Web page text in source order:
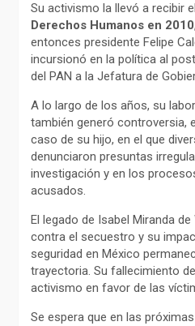
Su activismo la llevó a recibir el
Derechos Humanos en 2010
entonces presidente Felipe
incursionó en la política al
del PAN a la Jefatura de
A lo largo de los años, su
también generó controversia,
caso de su hijo, en el que
denunciaron presuntas
investigación y en los
acusados.
El legado de Isabel Miranda
contra el secuestro y su
seguridad en México
trayectoria. Su fallecimiento
activismo en favor de las
Se espera que en las